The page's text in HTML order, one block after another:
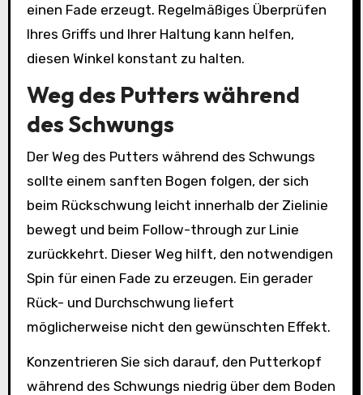
einen Fade erzeugt. Regelmäßiges Überprüfen
Ihres Griffs und Ihrer Haltung kann helfen,
diesen Winkel konstant zu halten.
Weg des Putters während
des Schwungs
Der Weg des Putters während des Schwungs
sollte einem sanften Bogen folgen, der sich
beim Rückschwung leicht innerhalb der Zielinie
bewegt und beim Follow-through zur Linie
zurückkehrt. Dieser Weg hilft, den notwendigen
Spin für einen Fade zu erzeugen. Ein gerader
Rück- und Durchschwung liefert
möglicherweise nicht den gewünschten Effekt.
Konzentrieren Sie sich darauf, den Putterkopf
während des Schwungs niedrig über dem Boden